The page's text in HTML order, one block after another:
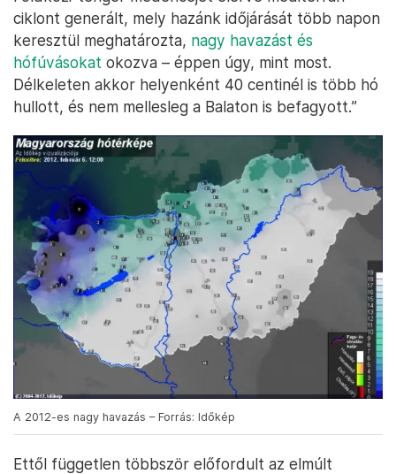
ciklont generált, mely hazánk időjárását több napon
keresztül meghatározta, nagy havazást és
hófúvásokat okozva – éppen úgy, mint most.
Délkeleten akkor helyenként 40 centinél is több hó
hullott, és nem mellesleg a Balaton is befagyott.”
A 2012-es nagy havazás – Forrás: Időkép
Ettől független többször előfordult az elmúlt